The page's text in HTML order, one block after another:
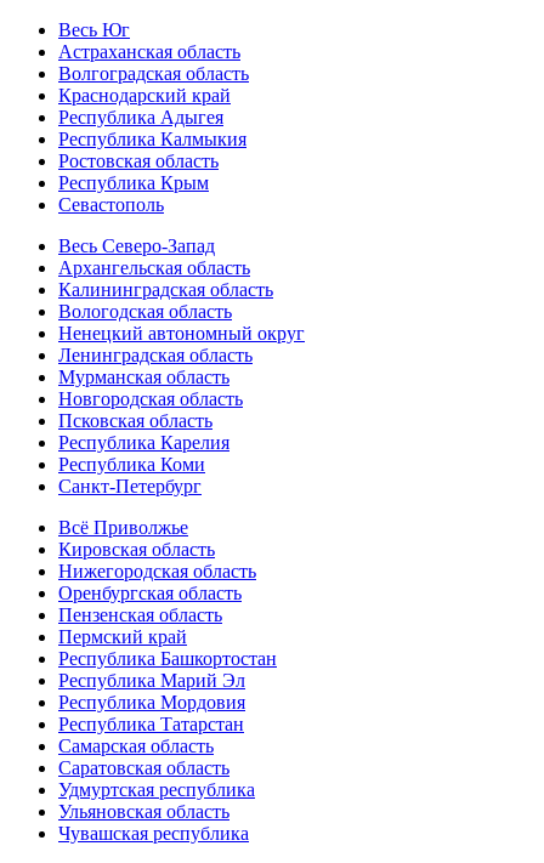
Весь Юг
Астраханская область
Волгоградская область
Краснодарский край
Республика Адыгея
Республика Калмыкия
Ростовская область
Республика Крым
Севастополь
Весь Северо-Запад
Архангельская область
Калининградская область
Вологодская область
Ненецкий автономный округ
Ленинградская область
Мурманская область
Новгородская область
Псковская область
Республика Карелия
Республика Коми
Санкт-Петербург
Всё Приволжье
Кировская область
Нижегородская область
Оренбургская область
Пензенская область
Пермский край
Республика Башкортостан
Республика Марий Эл
Республика Мордовия
Республика Татарстан
Самарская область
Саратовская область
Удмуртская республика
Ульяновская область
Чувашская республика